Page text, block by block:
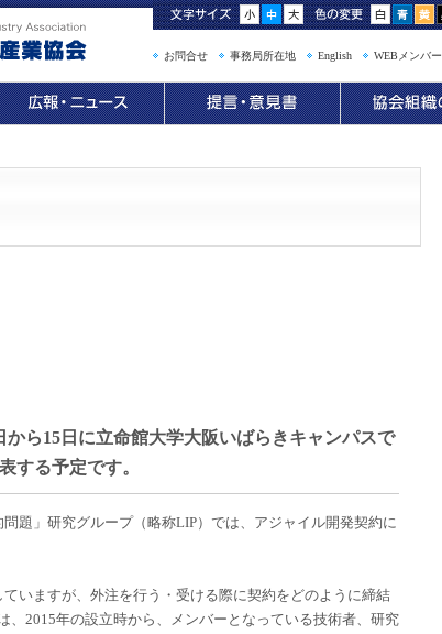
お問合せ 事務局所在地 English WEBメンバー
から15日に立命館大学大阪いばらきキャンパスで
する予定です。
題」研究グループ（略称LIP）では、アジャイル開発契約に
いますが、外注を行う・受ける際に契約をどのように締結
2015年の設立時から、メンバーとなっている技術者、研究